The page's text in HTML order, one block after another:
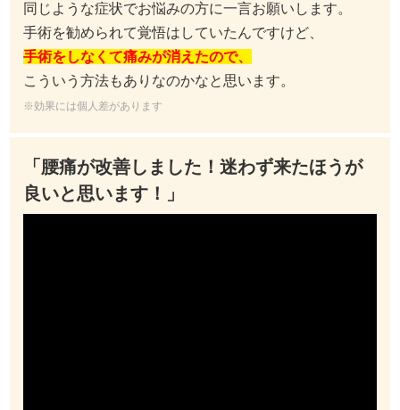
同じような症状でお悩みの方に一言お願いします。
手術を勧められて覚悟はしていたんですけど、
手術をしなくて痛みが消えたので、
こういう方法もありなのかなと思います。
※効果には個人差があります
「腰痛が改善しました！迷わず来たほうが
良いと思います！」